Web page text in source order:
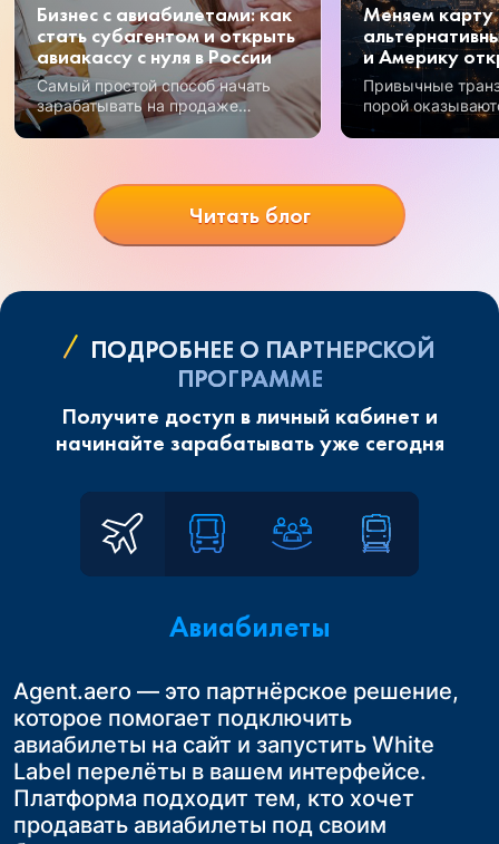
Бизнес с авиабилетами: как
стать субагентом и открыть
авиакассу с нуля в России
Самый простой способ начать
зарабатывать на продаже
авиабилетов – получение
субагентского статуса.
Меняем карту
и Америку
Привычные
порой
Но открываются
возможности, и
Узбекистан.
Читать блог
ПОДРОБНЕЕ О ПАРТНЕРСКОЙ
ПРОГРАММЕ
Получите доступ в личный кабинет и
начинайте зарабатывать уже сегодня
Авиабилеты
Agent.aero — это партнёрское решение,
которое помогает подключить
авиабилеты на сайт и запустить White
Label перелёты в вашем интерфейсе.
Платформа подходит тем, кто хочет
продавать авиабилеты под своим
Сотрудничая с Agent.aero в России, Вы
получаете возможность предложить
своим клиентам удобные трансферы до
конечного пункта назначения
Организованный переезд из аэропорта
Это удобное и выгодное решение для
турагентств в России, которые
занимаются организацией авторских
туров или групповых поездок. Такой
формат путешествий позволяет
Расширьте возможности вашего бизнеса.
Начните продавать ж/д билеты по России,
Казахстану и Узбекистану.
Это простой и эффективный способ
предложить клиентам новые услуги без
лишних затрат. Бронируйте билеты через